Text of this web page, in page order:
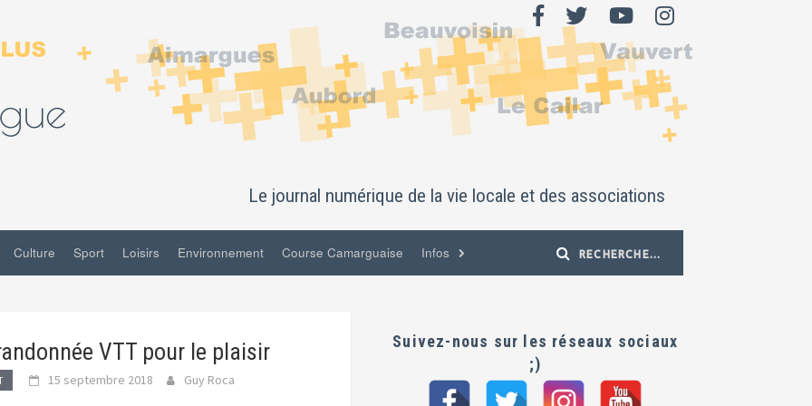
Le journal numérique de la vie locale et des associations
Culture Sport Loisirs Environnement Course Camarguaise Infos
VTT pour le plaisir
15 septembre 2018 Guy Roca
Suivez-nous sur les réseaux sociaux
;)